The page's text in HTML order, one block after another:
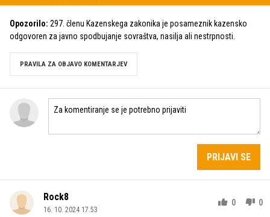
Opozorilo: 297. členu Kazenskega zakonika je posameznik kazensko
odgovoren za javno spodbujanje sovraštva, nasilja ali nestrpnosti.
PRAVILA ZA OBJAVO KOMENTARJEV
PRIJAVI SE
Rock8
16. 10. 2024 17.53
0 0